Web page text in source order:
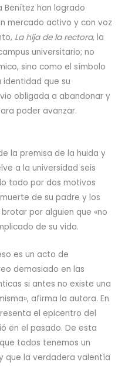
Benítez han logrado
mercado activo y con voz
La hija de la rectora, la
universitario; no
sino como el símbolo
que su
obligada a abandonar y
poder avanzar.
la premisa de la huida y
a la universidad seis
todo por dos motivos
de su padre y los
por alguien que «no
de su vida.
es un acto de
demasiado en las
si antes no existe una
afirma la autora. En
el epicentro del
en el pasado. De esta
todos tenemos un
que la verdadera valentía